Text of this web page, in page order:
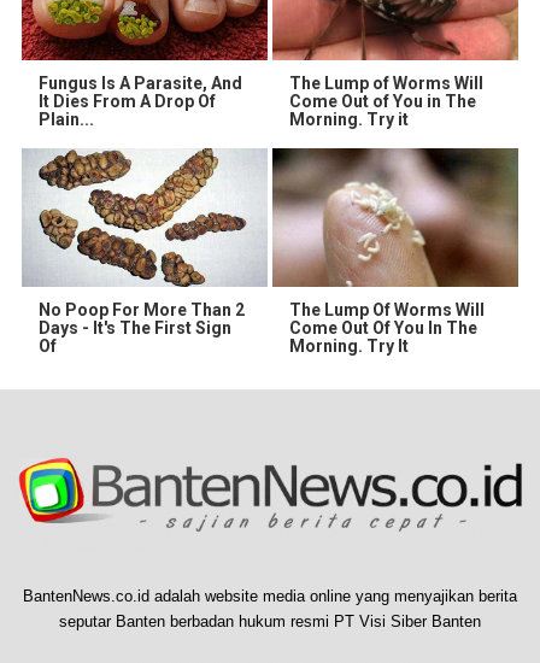
Fungus Is A Parasite, And
It Dies From A Drop Of
Plain...
The Lump of Worms Will
Come Out of You in The
Morning. Try it
No Poop For More Than 2
Days - It's The First Sign
Of
The Lump Of Worms Will
Come Out Of You In The
Morning. Try It
BantenNews.co.id adalah website media online yang menyajikan berita
seputar Banten berbadan hukum resmi PT Visi Siber Banten